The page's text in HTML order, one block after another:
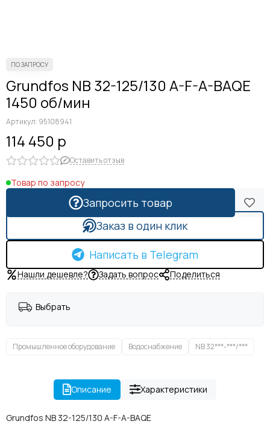
Grundfos NB 32-125/130 A-F-A-BAQE
1450 об/мин
Артикул: 95108941
114 450 р
Оставить отзыв
Товар по запросу
Запросить товар
Заказ в один клик
Написать в Telegram
Нашли дешевле? Задать вопрос Поделиться
Выбрать
Промышленное оборудование Водоснабжение NB 32***-***/***
Описание Характеристики
Grundfos NB 32-125/130 A-F-A-BAQE